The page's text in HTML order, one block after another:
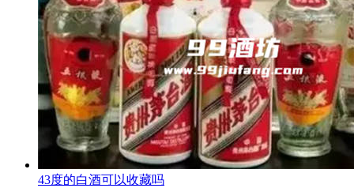
43度的白酒可以收藏吗